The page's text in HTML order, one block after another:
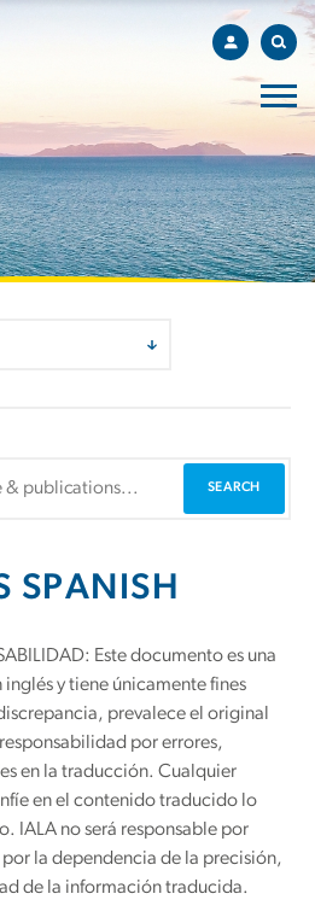
SPANISH
Este documento es una
y tiene únicamente fines
prevalece el original
por errores,
en la traducción. Cualquier
en el contenido traducido lo
IALA no será responsable por
la dependencia de la precisión,
de la información traducida.